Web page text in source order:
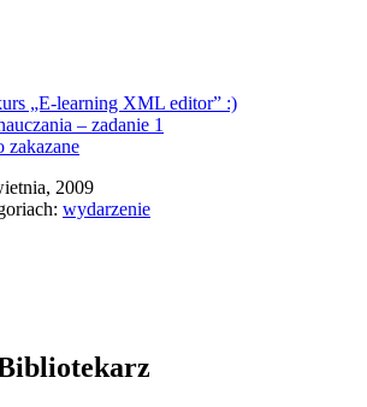
„E-learning XML editor” :)
– zadanie 1
zakazane
2009
wydarzenie